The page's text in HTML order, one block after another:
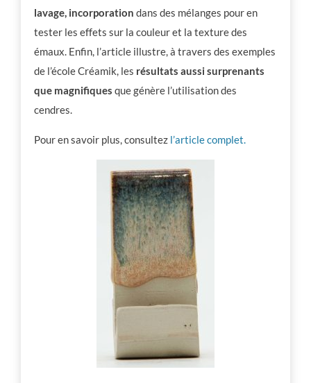
lavage, incorporation dans des mélanges pour en
tester les effets sur la couleur et la texture des
émaux. Enfin, l’article illustre, à travers des exemples
de l’école Créamik, les résultats aussi surprenants
que magnifiques que génère l’utilisation des
cendres.
Pour en savoir plus, consultez l’article complet.